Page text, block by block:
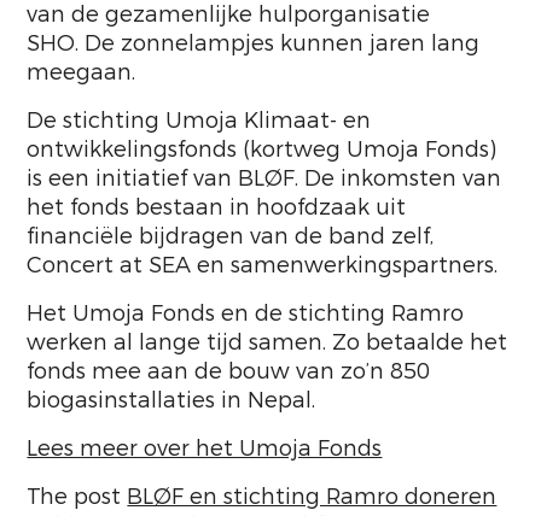
van de gezamenlijke hulporganisatie
SHO. De zonnelampjes kunnen jaren lang
meegaan.
De stichting Umoja Klimaat- en
ontwikkelingsfonds (kortweg Umoja Fonds)
is een initiatief van BLØF. De inkomsten van
het fonds bestaan in hoofdzaak uit
financiële bijdragen van de band zelf,
Concert at SEA en samenwerkingspartners.
Het Umoja Fonds en de stichting Ramro
werken al lange tijd samen. Zo betaalde het
fonds mee aan de bouw van zo’n 850
biogasinstallaties in Nepal.
Lees meer over het Umoja Fonds
The post BLØF en stichting Ramro doneren